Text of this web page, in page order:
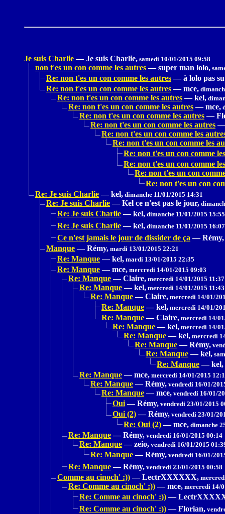
Je suis Charlie — Je suis Charlie, samedi 10/01/2015 09:58
non t'es un con comme les autres — super man lolo,
Re: non t'es un con comme les autres — à lolo pas
Re: non t'es un con comme les autres — mce,
Re: non t'es un con comme les autres — kel,
Re: non t'es un con comme les autres — mce,
Re: non t'es un con comme les autres —
Re: non t'es un con comme les autres —
Re: non t'es un con comme les
Re: non t'es un con comme les
Re: non t'es un con comme
Re: non t'es un con comme
Re: non t'es un con
Re: non t'es un con
Re: Je suis Charlie — kel, dimanche 11/01/2015 14:31
Re: Je suis Charlie — Kel ce n'est pas le jour,
Re: Je suis Charlie — kel, dimanche 11/01/2015 15:55
Re: Je suis Charlie — kel, dimanche 11/01/2015 16:07
Ce n'est jamais le jour de dissider de ça — Rémy,
Manque — Rémy, mardi 13/01/2015 22:21
Re: Manque — kel, mardi 13/01/2015 22:35
Re: Manque — mce, mercredi 14/01/2015 09:03
Re: Manque — Claire, mercredi 14/01/2015 11:37
Re: Manque — kel, mercredi 14/01/2015 11:43
Re: Manque — Claire, mercredi 14/01/
Re: Manque — kel, mercredi 14/01/
Re: Manque — Claire, mercredi 14/
Re: Manque — kel, mercredi 14/
Re: Manque — kel, mercredi
Re: Manque — Rémy,
Re: Manque — kel,
Re: Manque — kel,
Re: Manque — mce, mercredi 14/01/2015
Re: Manque — Rémy, vendredi 16/01/
Re: Manque — mce, vendredi 16/01/
Oui — Rémy, vendredi 23/01/2015
Oui (2) — Rémy, vendredi 23/01/
Re: Oui (2) — mce, dimanche
Re: Manque — Rémy, vendredi 16/01/2015 00:14
Re: Manque — zeio, vendredi 16/01/2015
Re: Manque — Rémy, vendredi 16/01/
Re: Manque — Rémy, vendredi 23/01/2015 00:58
Comme au cinoch' :)) — LectrXXXXXX,
Re: Comme au cinoch' :)) — mce, mercredi 14/
Re: Comme au cinoch' :)) —
Re: Comme au cinoch' :)) — Florian,